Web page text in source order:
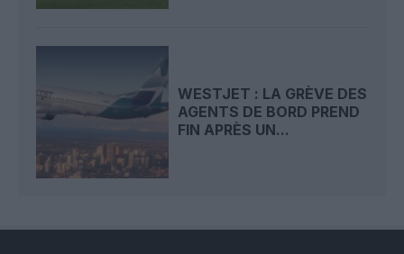
WESTJET : LA GRÈVE DES
AGENTS DE BORD PREND
FIN APRÈS UN...